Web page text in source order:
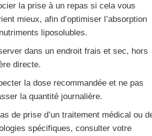
la prise à un repas si cela vous
mieux, afin d’optimiser l’absorption
liposolubles.
dans un endroit frais et sec, hors
directe.
la dose recommandée et ne pas
la quantité journalière.
de prise d’un traitement médical ou
spécifiques, consulter votre